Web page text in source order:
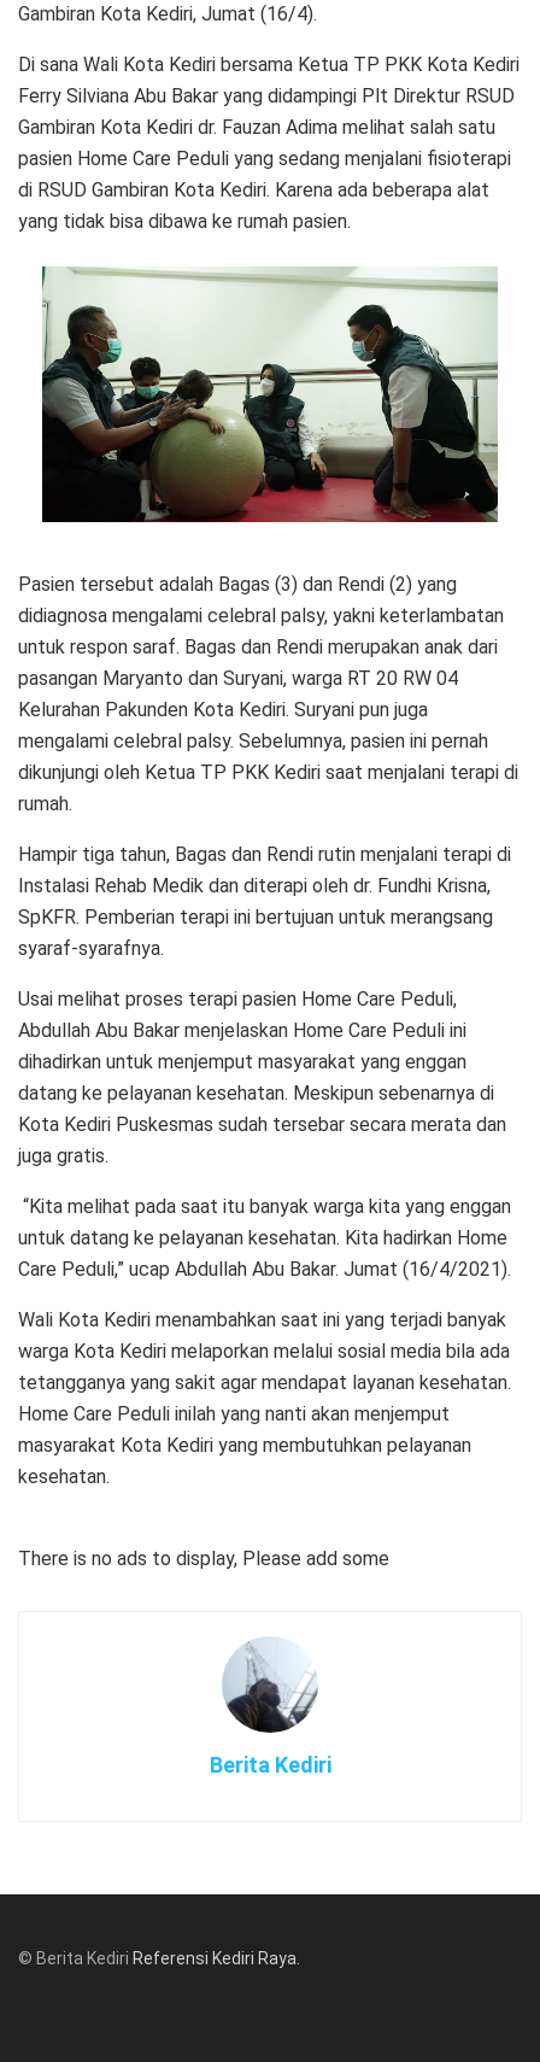
Gambiran Kota Kediri, Jumat (16/4).
Di sana Wali Kota Kediri bersama Ketua TP PKK Kota Kediri
Ferry Silviana Abu Bakar yang didampingi Plt Direktur RSUD
Gambiran Kota Kediri dr. Fauzan Adima melihat salah satu
pasien Home Care Peduli yang sedang menjalani fisioterapi
di RSUD Gambiran Kota Kediri. Karena ada beberapa alat
yang tidak bisa dibawa ke rumah pasien.
Pasien tersebut adalah Bagas (3) dan Rendi (2) yang
didiagnosa mengalami celebral palsy, yakni keterlambatan
untuk respon saraf. Bagas dan Rendi merupakan anak dari
pasangan Maryanto dan Suryani, warga RT 20 RW 04
Kelurahan Pakunden Kota Kediri. Suryani pun juga
mengalami celebral palsy. Sebelumnya, pasien ini pernah
dikunjungi oleh Ketua TP PKK Kediri saat menjalani terapi di
rumah.
Hampir tiga tahun, Bagas dan Rendi rutin menjalani terapi di
Instalasi Rehab Medik dan diterapi oleh dr. Fundhi Krisna,
SpKFR. Pemberian terapi ini bertujuan untuk merangsang
syaraf-syarafnya.
Usai melihat proses terapi pasien Home Care Peduli,
Abdullah Abu Bakar menjelaskan Home Care Peduli ini
dihadirkan untuk menjemput masyarakat yang enggan
datang ke pelayanan kesehatan. Meskipun sebenarnya di
Kota Kediri Puskesmas sudah tersebar secara merata dan
juga gratis.
“Kita melihat pada saat itu banyak warga kita yang enggan
untuk datang ke pelayanan kesehatan. Kita hadirkan Home
Care Peduli,” ucap Abdullah Abu Bakar. Jumat (16/4/2021).
Wali Kota Kediri menambahkan saat ini yang terjadi banyak
warga Kota Kediri melaporkan melalui sosial media bila ada
tetangganya yang sakit agar mendapat layanan kesehatan.
Home Care Peduli inilah yang nanti akan menjemput
masyarakat Kota Kediri yang membutuhkan pelayanan
kesehatan.
There is no ads to display, Please add some
Berita Kediri
© Berita Kediri Referensi Kediri Raya